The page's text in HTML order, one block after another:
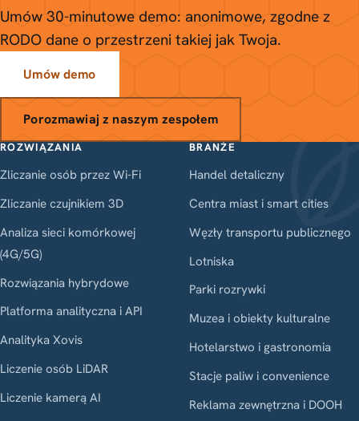
Umów 30-minutowe demo: anonimowe, zgodne z
RODO dane o przestrzeni takiej jak Twoja.
Umów demo
Porozmawiaj z naszym zespołem
ROZWIĄZANIA
Zliczanie osób przez Wi-Fi
Zliczanie czujnikiem 3D
Analiza sieci komórkowej
(4G/5G)
Rozwiązania hybrydowe
Platforma analityczna i API
Analityka Xovis
Liczenie osób LiDAR
Liczenie kamerą AI
BRANŻE
Handel detaliczny
Centra miast i smart cities
Węzły transportu publicznego
Lotniska
Parki rozrywki
Muzea i obiekty kulturalne
Hotelarstwo i gastronomia
Stacje paliw i convenience
Reklama zewnętrzna i DOOH